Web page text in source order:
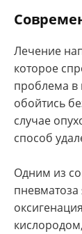
Лечение
которое
проблема
обойтись
случае
способ
Одним из
пневматоза